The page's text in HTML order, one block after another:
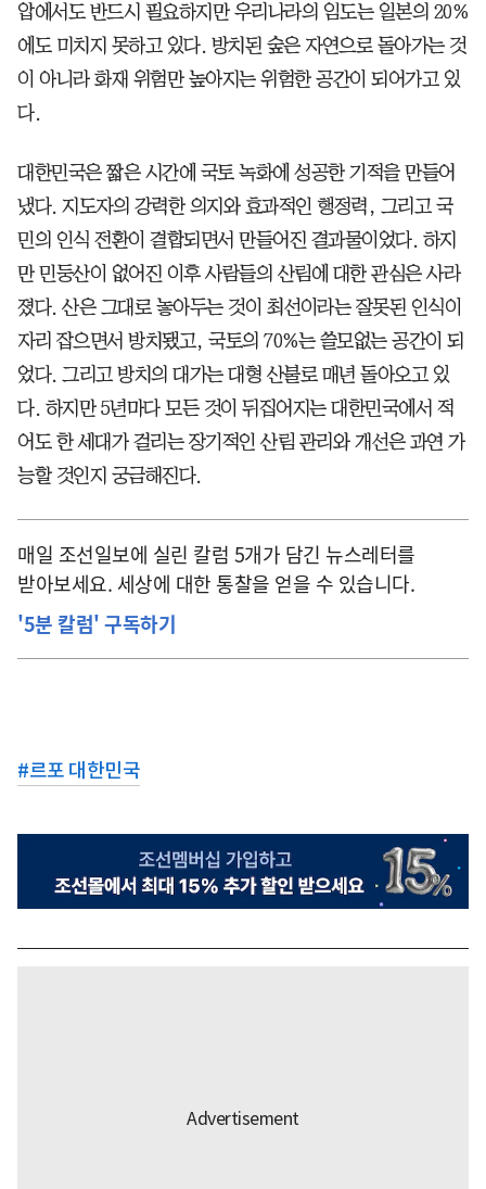
압에서도 반드시 필요하지만 우리나라의 임도는 일본의 20%
에도 미치지 못하고 있다. 방치된 숲은 자연으로 돌아가는 것
이 아니라 화재 위험만 높아지는 위험한 공간이 되어가고 있
다.
대한민국은 짧은 시간에 국토 녹화에 성공한 기적을 만들어
냈다. 지도자의 강력한 의지와 효과적인 행정력, 그리고 국
민의 인식 전환이 결합되면서 만들어진 결과물이었다. 하지
만 민둥산이 없어진 이후 사람들의 산림에 대한 관심은 사라
졌다. 산은 그대로 놓아두는 것이 최선이라는 잘못된 인식이
자리 잡으면서 방치됐고, 국토의 70%는 쓸모없는 공간이 되
었다. 그리고 방치의 대가는 대형 산불로 매년 돌아오고 있
다. 하지만 5년마다 모든 것이 뒤집어지는 대한민국에서 적
어도 한 세대가 걸리는 장기적인 산림 관리와 개선은 과연 가
능할 것인지 궁금해진다.
매일 조선일보에 실린 칼럼 5개가 담긴 뉴스레터를
받아보세요. 세상에 대한 통찰을 얻을 수 있습니다.
'5분 칼럼' 구독하기
#르포 대한민국